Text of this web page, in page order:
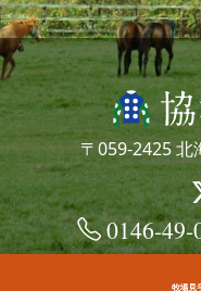
〒059-2425 北
0146-49-
牧場見